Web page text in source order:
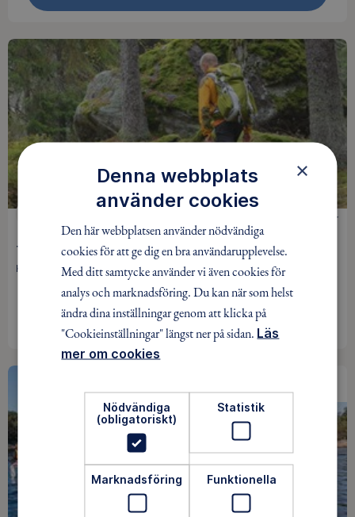
0 kr
Tisdagsvandringar på Kjugekull - varje tisdag året om
Kristianstad / Pågår mellan 14 jul - 20 okt / 15 tillfällen
INGEN ANMÄLAN KRÄVS
×
Denna webbplats
använder cookies
Den här webbplatsen använder nödvändiga
cookies för att ge dig en bra användarupplevelse.
Med ditt samtycke använder vi även cookies för
analys och marknadsföring. Du kan när som helst
ändra dina inställningar genom att klicka på
"Cookieinställningar" längst ner på sidan. Läs
mer om cookies
Nödvändiga
(obligatoriskt)
Statistik
Marknadsföring Funktionella